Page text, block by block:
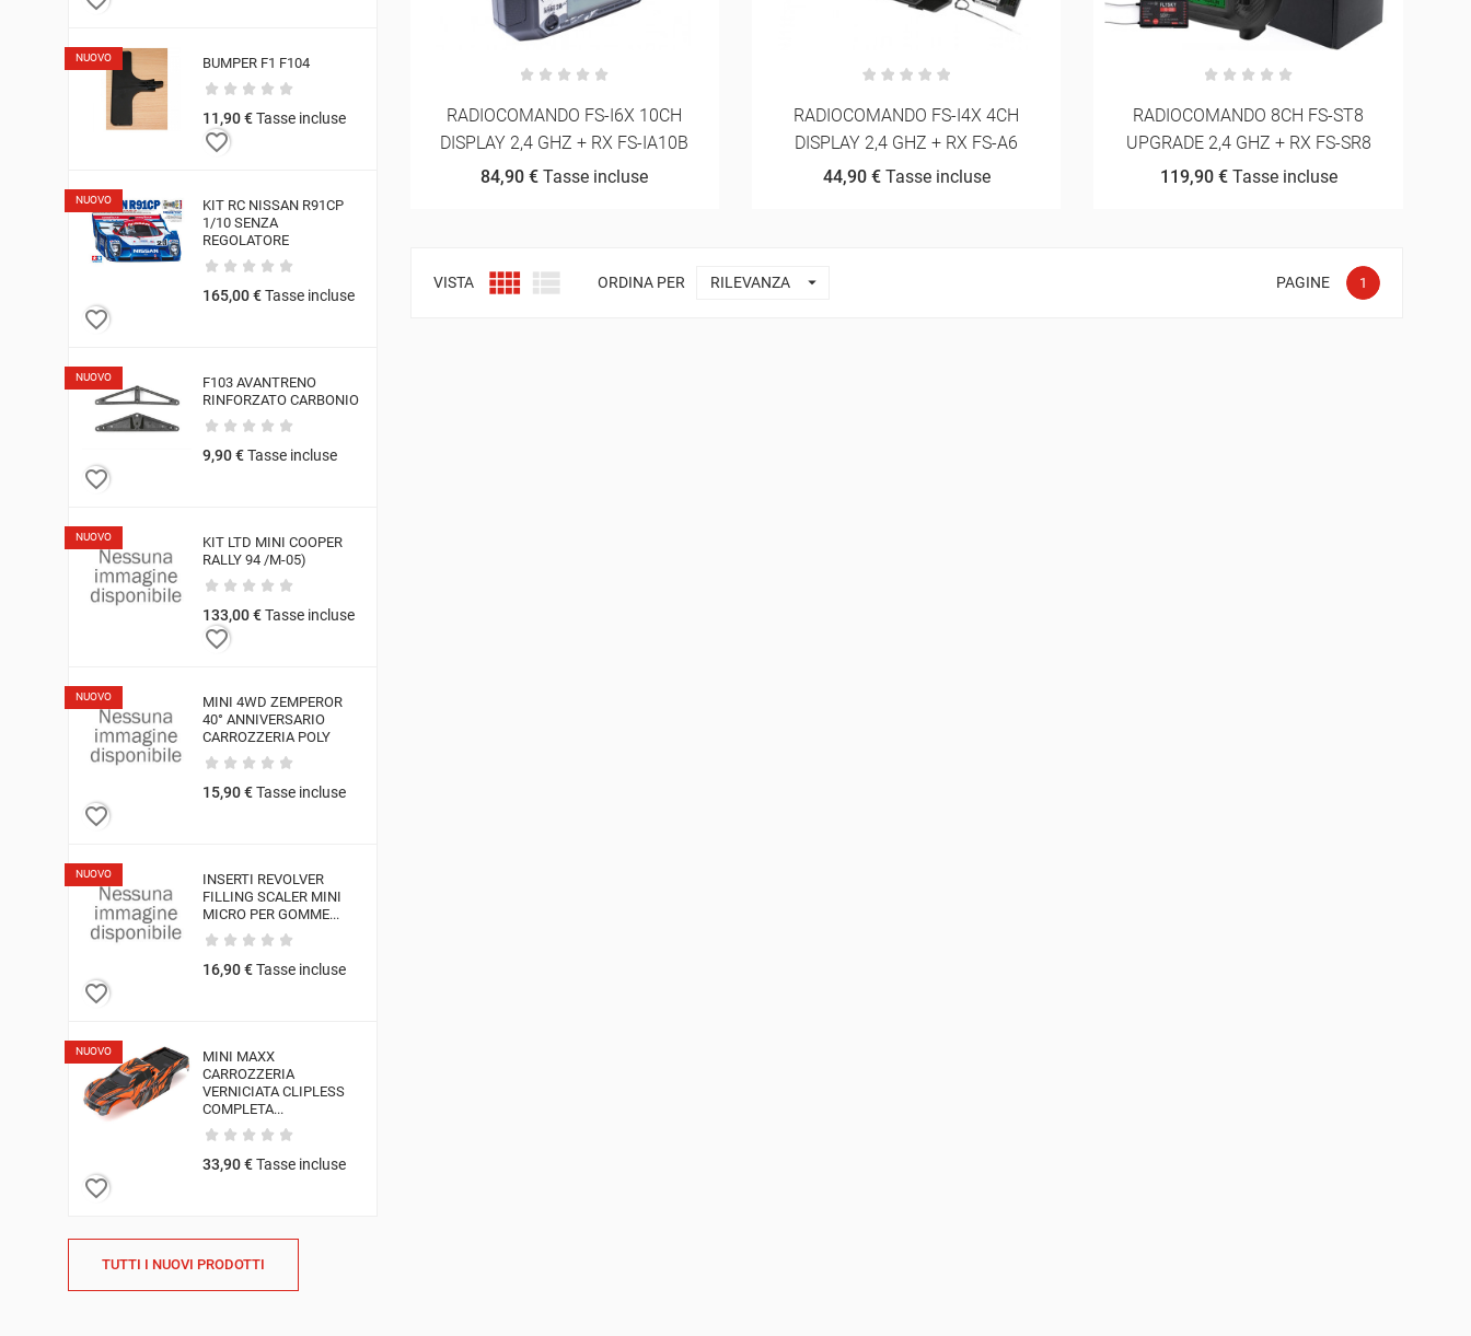
NUOVO BUMPER F1 F104
11,90 €Tasse incluse
favorite_border
NUOVO
KIT RC NISSAN R91CP
1/10 SENZA
REGOLATORE
165,00 €Tasse incluse
favorite_border
NUOVO
F103 AVANTRENO
RINFORZATO CARBONIO
9,90 €Tasse incluse
favorite_border
NUOVO
KIT LTD MINI COOPER
RALLY 94 /M-05)
133,00 €Tasse incluse
favorite_border
NUOVO
MINI 4WD ZEMPEROR
40° ANNIVERSARIO
CARROZZERIA POLY
15,90 €Tasse incluse
favorite_border
NUOVO
INSERTI REVOLVER
FILLING SCALER MINI
MICRO PER GOMME...
16,90 €Tasse incluse
favorite_border
NUOVO
MINI MAXX
CARROZZERIA
VERNICIATA CLIPLESS
COMPLETA...
33,90 €Tasse incluse
favorite_border
TUTTI I NUOVI PRODOTTI
RADIOCOMANDO FS-I6X 10CH
DISPLAY 2,4 GHZ + RX FS-IA10B
84,90 € Tasse incluse
RADIOCOMANDO FS-I4X 4CH
DISPLAY 2,4 GHZ + RX FS-A6
44,90 €Tasse incluse
RADIOCOMANDO 8CH FS-ST8
UPGRADE 2,4 GHZ + RX FS-SR8
119,90 €Tasse incluse
VISTA   ORDINA PER RILEVANZA  PAGINE 1